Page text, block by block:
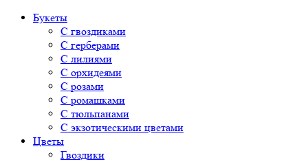
Букеты
С гвоздиками
С герберами
С лилиями
С орхидеями
С розами
С ромашками
С тюльпанами
С экзотическими цветами
Цветы
Гвоздики